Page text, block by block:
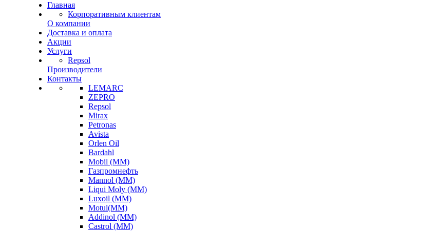
Главная
Корпоративным клиентам
О компании
Доставка и оплата
Акции
Услуги
Repsol
Производители
Контакты
LEMARC
ZEPRO
Repsol
Mirax
Petronas
Avista
Orlen Oil
Bardahl
Mobil (ММ)
Газпромнефть
Mannol (ММ)
Liqui Moly (ММ)
Luxoil (ММ)
Motul(ММ)
Addinol (ММ)
Castrol (ММ)